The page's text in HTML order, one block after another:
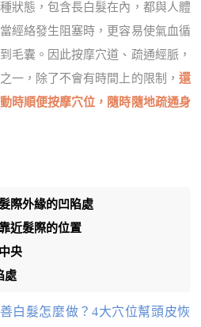
狀態，包含長白髮在內，都與人體
經絡發生阻塞時，更容易使氣血循
毛囊。因此按摩穴道、疏通經脈，
一，除了不會有時間上的限制， 還
時順便按摩穴位，隨時隨地疏通身
際外緣的凹陷處
近髮際的位置
央
處
白髮怎麼做？4大穴位幫頭皮恢